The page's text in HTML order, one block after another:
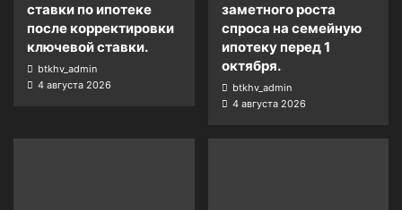
ставки по ипотеке
после корректировки
ключевой ставки.
btkhv_admin
4 августа 2026
заметного роста
спроса на семейную
ипотеку перед 1
октября.
btkhv_admin
4 августа 2026